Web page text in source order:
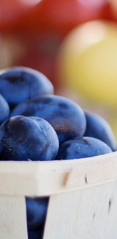
Fryzjer
Poczta
Kino